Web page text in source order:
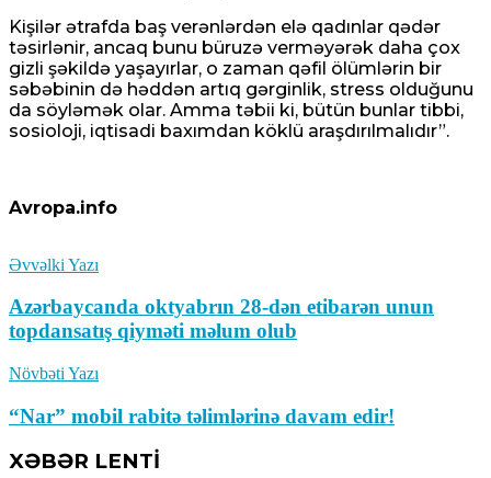
Kişilər ətrafda baş verənlərdən elə qadınlar qədər
təsirlənir, ancaq bunu büruzə verməyərək daha çox
gizli şəkildə yaşayırlar, o zaman qəfil ölümlərin bir
səbəbinin də həddən artıq gərginlik, stress olduğunu
da söyləmək olar. Amma təbii ki, bütün bunlar tibbi,
sosioloji, iqtisadi baxımdan köklü araşdırılmalıdır”.
Avropa.info
Əvvəlki Yazı
Azərbaycanda oktyabrın 28-dən etibarən unun
topdansatış qiyməti məlum olub
Növbəti Yazı
“Nar” mobil rabitə təlimlərinə davam edir!
XƏBƏR LENTİ